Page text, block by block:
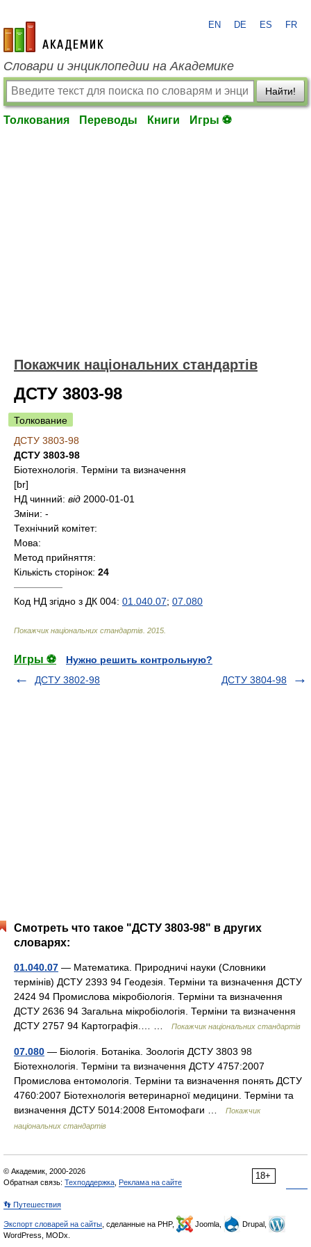
academic.ru
EN DE ES FR
Словари и энциклопедии на Академике
Найти!
Толкования Переводы Книги Игры ⚽
Покажчик національних стандартів
ДСТУ 3803-98
Толкование
ДСТУ 3803-98
ДСТУ 3803-98
Біотехнологія. Терміни та визначення
[br]
НД чинний: від 2000-01-01
Зміни: -
Технічний комітет:
Мова:
Метод прийняття:
Кількість сторінок: 24
—————
Код НД згідно з ДК 004: 01.040.07; 07.080
Покажчик національних стандартів 2015
Игры ⚽
Нужно решить контрольную?
ДСТУ 3802-98
ДСТУ 3804-98
Смотреть что такое "ДСТУ 3803-98" в других
словарях:
01.040.07 — Математика. Природничі науки (Словники
термінів) ДСТУ 2393 94 Геодезія. Терміни та визначення ДСТУ
2424 94 Промислова мікробіологія. Терміни та визначення
ДСТУ 2636 94 Загальна мікробіологія. Терміни та визначення
ДСТУ 2757 94 Картографія.… …
Покажчик національних стандартів
07.080 — Біологія. Ботаніка. Зоологія ДСТУ 3803 98
Біотехнологія. Терміни та визначення ДСТУ 4757:2007
Промислова ентомологія. Терміни та визначення понять ДСТУ
4760:2007 Біотехнологія ветеринарної медицини. Терміни та
визначення ДСТУ 5014:2008 Ентомофаги …
Покажчик
національних стандартів
18+
© Академик, 2000-2026
Обратная связь: Техподдержка Реклама на сайте
👣 Путешествия
Экспорт словарей на сайты , сделанные на PHP, Joomla,
Drupal,
WordPress, MODx.